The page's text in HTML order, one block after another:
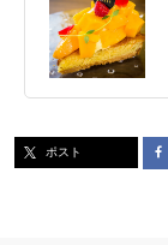
ポスト